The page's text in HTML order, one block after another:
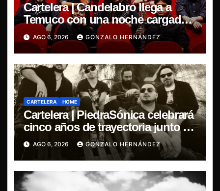
Cartelera | Candelabro llega a
Temuco con una noche cargada
de indie
AGO 6, 2026 GONZALO HERNÁNDEZ
CARTELERA HOME
Cartelera | PiedraSónica celebrará
cinco años de trayectoria junto a
The Ganjas en el Bar de René
AGO 6, 2026 GONZALO HERNÁNDEZ